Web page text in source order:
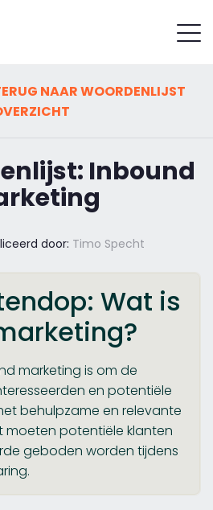
NAAR WOORDENLIJST
Inbound
door: Timo Specht
Wat is
marketing is om de
en potentiële
behulpzame en relevante
potentiële klanten
geboden worden tijdens